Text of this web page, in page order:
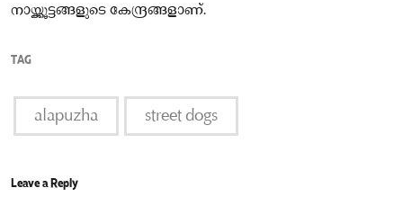
നായ്ക്കൂട്ടങ്ങളുടെ കേന്ദ്രങ്ങളാണ്.
TAG
alapuzha street dogs
Leave a Reply